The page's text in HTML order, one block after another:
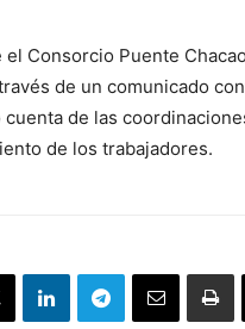
el Consorcio Puente Chacao
de un comunicado
de las
de los trabajadores.